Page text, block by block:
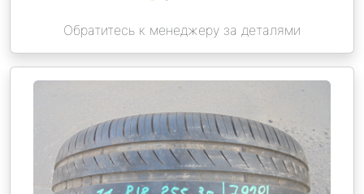
Обратитесь к менеджеру за деталями